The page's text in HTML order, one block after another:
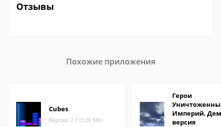
Отзывы
Похожие приложения
Cubes
Версия: 2.1 (3.26 МБ)
Герои
Империй.
версия